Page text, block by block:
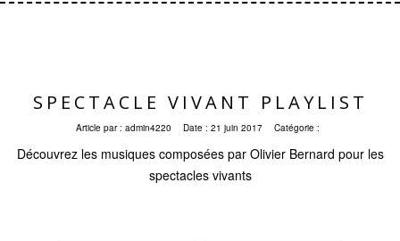
SPECTACLE VIVANT PLAYLIST
Article par : admin4220 Date : 21 juin 2017 Catégorie :
Découvrez les musiques composées par Olivier Bernard pour les
spectacles vivants